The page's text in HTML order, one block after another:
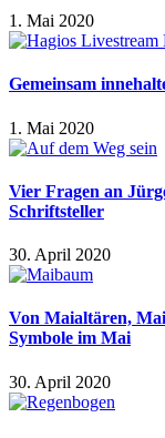
1. Mai 2020
Gemeinsam
1. Mai 2020
Vier Fragen an
Schriftsteller
30. April 2020
Von Maialtären,
Symbole im Mai
30. April 2020